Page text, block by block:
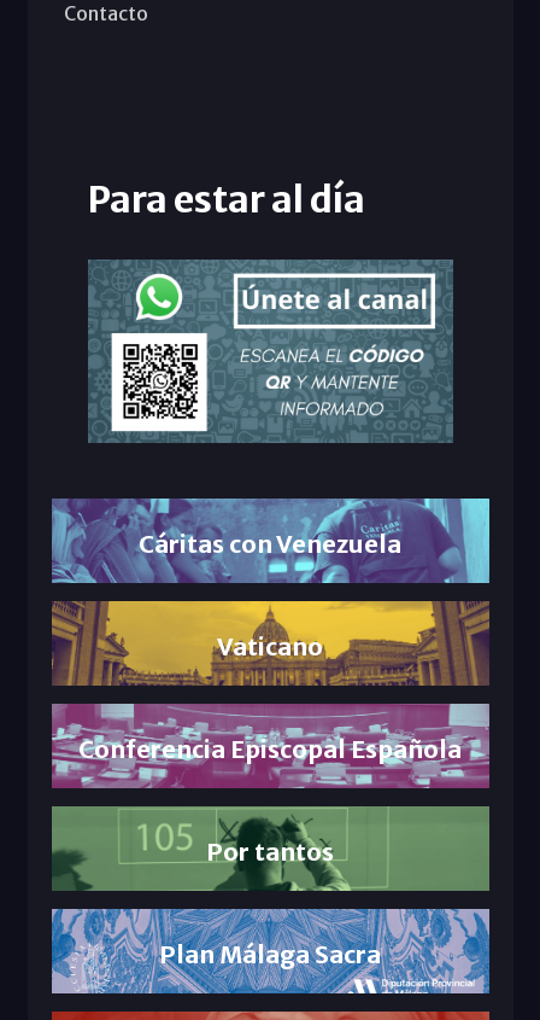
Contacto
Para estar al día
Cáritas con Venezuela
Vaticano
Conferencia Episcopal Española
Por tantos
Plan Málaga Sacra